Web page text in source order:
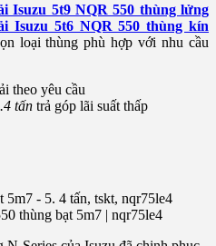
Isuzu 5t9 NQR 550 thùng lửng
Isuzu 5t6 NQR 550 thùng kín
loại thùng phù hợp với nhu cầu
theo yêu cầu
tấn trả góp lãi suất thấp
thùng bạt 5m7 | nqr75le4